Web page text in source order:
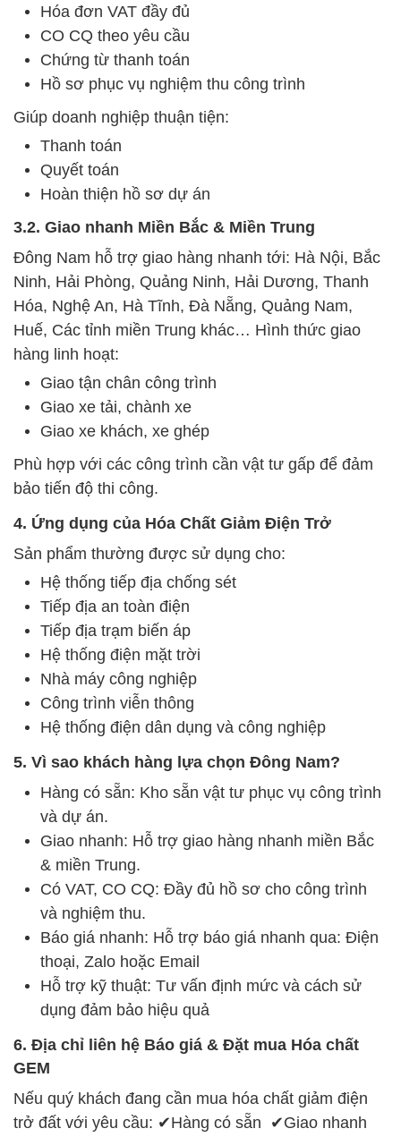
Hóa đơn VAT đầy đủ
CO CQ theo yêu cầu
Chứng từ thanh toán
Hồ sơ phục vụ nghiệm thu công trình
Giúp doanh nghiệp thuận tiện:
Thanh toán
Quyết toán
Hoàn thiện hồ sơ dự án
3.2. Giao nhanh Miền Bắc & Miền Trung
Đông Nam hỗ trợ giao hàng nhanh tới: Hà Nội, Bắc
Ninh, Hải Phòng, Quảng Ninh, Hải Dương, Thanh
Hóa, Nghệ An, Hà Tĩnh, Đà Nẵng, Quảng Nam,
Huế, Các tỉnh miền Trung khác… Hình thức giao
hàng linh hoạt:
Giao tận chân công trình
Giao xe tải, chành xe
Giao xe khách, xe ghép
Phù hợp với các công trình cần vật tư gấp để đảm
bảo tiến độ thi công.
4. Ứng dụng của Hóa Chất Giảm Điện Trở
Sản phẩm thường được sử dụng cho:
Hệ thống tiếp địa chống sét
Tiếp địa an toàn điện
Tiếp địa trạm biến áp
Hệ thống điện mặt trời
Nhà máy công nghiệp
Công trình viễn thông
Hệ thống điện dân dụng và công nghiệp
5. Vì sao khách hàng lựa chọn Đông Nam?
Hàng có sẵn: Kho sẵn vật tư phục vụ công trình
và dự án.
Giao nhanh: Hỗ trợ giao hàng nhanh miền Bắc
& miền Trung.
Có VAT, CO CQ: Đầy đủ hồ sơ cho công trình
và nghiệm thu.
Báo giá nhanh: Hỗ trợ báo giá nhanh qua: Điện
thoại, Zalo hoặc Email
Hỗ trợ kỹ thuật: Tư vấn định mức và cách sử
dụng đảm bảo hiệu quả
6. Địa chỉ liên hệ Báo giá & Đặt mua Hóa chất
GEM
Nếu quý khách đang cần mua hóa chất giảm điện
trở đất với yêu cầu: ✔Hàng có sẵn ✔Giao nhanh